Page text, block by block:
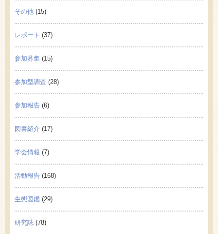
その他 (15)
レポート (37)
参加募集 (15)
参加型調査 (28)
参加報告 (6)
図書紹介 (17)
学会情報 (7)
活動報告 (168)
生態図鑑 (29)
研究誌 (78)